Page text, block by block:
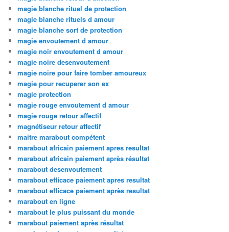
magie blanche rituel de protection
magie blanche rituels d amour
magie blanche sort de protection
magie envoutement d amour
magie noir envoutement d amour
magie noire desenvoutement
magie noire pour faire tomber amoureux
magie pour recuperer son ex
magie protection
magie rouge envoutement d amour
magie rouge retour affectif
magnétiseur retour affectif
maitre marabout compétent
marabout africain paiement apres resultat
marabout africain paiement après résultat
marabout desenvoutement
marabout efficace paiement apres resultat
marabout efficace paiement après resultat
marabout en ligne
marabout le plus puissant du monde
marabout paiement après résultat